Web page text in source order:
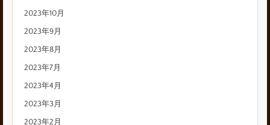
2023年10月
2023年9月
2023年8月
2023年7月
2023年4月
2023年3月
2023年2月